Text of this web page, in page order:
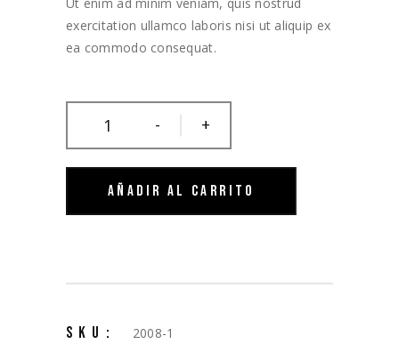
exercitation ullamco laboris nisi ut aliquip ex
ea commodo consequat.
- +
AÑADIR AL CARRITO
SKU: 2008-1